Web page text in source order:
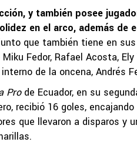
y también posee
en el arco, además de
que también tiene en
Fedor, Rafael Acosta, Ely
de la oncena, Andrés
Prode Ecuador, en su
recibió 16 goles,
que llevaron a disparos y